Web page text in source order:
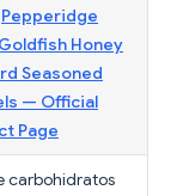
Pepperidge
Honey
Seasoned
— Official
Page
carbohidratos